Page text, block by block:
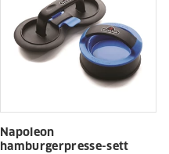
Napoleon
hamburgerpresse-sett